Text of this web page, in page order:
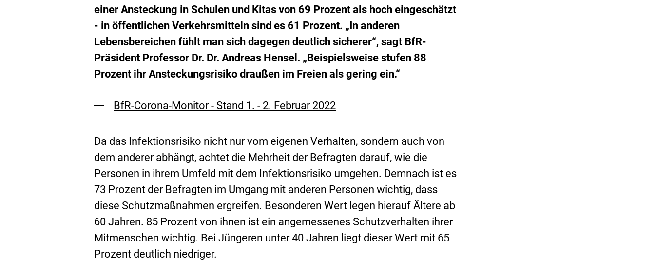
einer Ansteckung in Schulen und Kitas von 69 Prozent als hoch eingeschätzt
- in öffentlichen Verkehrsmitteln sind es 61 Prozent. „In anderen
Lebensbereichen fühlt man sich dagegen deutlich sicherer“, sagt BfR-
Präsident Professor Dr. Dr. Andreas Hensel. „Beispielsweise stufen 88
Prozent ihr Ansteckungsrisiko draußen im Freien als gering ein.“
BfR-Corona-Monitor - Stand 1. - 2. Februar 2022
Da das Infektionsrisiko nicht nur vom eigenen Verhalten, sondern auch von
dem anderer abhängt, achtet die Mehrheit der Befragten darauf, wie die
Personen in ihrem Umfeld mit dem Infektionsrisiko umgehen. Demnach ist es
73 Prozent der Befragten im Umgang mit anderen Personen wichtig, dass
diese Schutzmaßnahmen ergreifen. Besonderen Wert legen hierauf Ältere ab
60 Jahren. 85 Prozent von ihnen ist ein angemessenes Schutzverhalten ihrer
Mitmenschen wichtig. Bei Jüngeren unter 40 Jahren liegt dieser Wert mit 65
Prozent deutlich niedriger.